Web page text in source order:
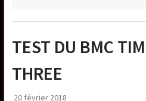
TEST DU BMC
THREE
20 février 2018